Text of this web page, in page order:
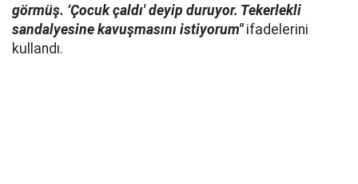
görmüş. ‘Çocuk çaldı' deyip duruyor. Tekerlekli
sandalyesine kavuşmasını istiyorum"ifadelerini
kullandı.